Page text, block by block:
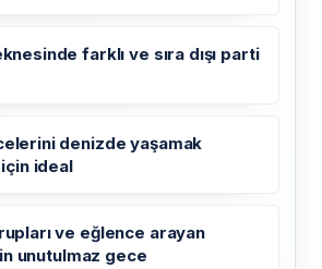
farklı ve sıra dışı parti
denizde yaşamak
ideal
ve eğlence arayan
unutulmaz gece